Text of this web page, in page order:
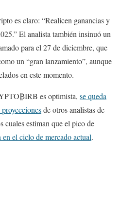
es claro: “Realicen ganancias y
El analista también insinuó un
para el 27 de diciembre, que
un “gran lanzamiento”, aunque
en este momento.
es optimista, se queda
de otros analistas de
cuales estiman que el pico de
el ciclo de mercado actual.